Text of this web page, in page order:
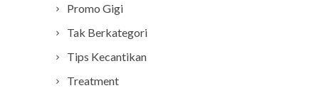
Promo Gigi
Tak Berkategori
Tips Kecantikan
Treatment